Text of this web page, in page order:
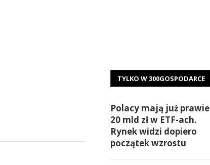
TYLKO W 300GOSPODARCE
Polacy mają już prawie
20 mld zł w ETF-ach.
Rynek widzi dopiero
początek wzrostu